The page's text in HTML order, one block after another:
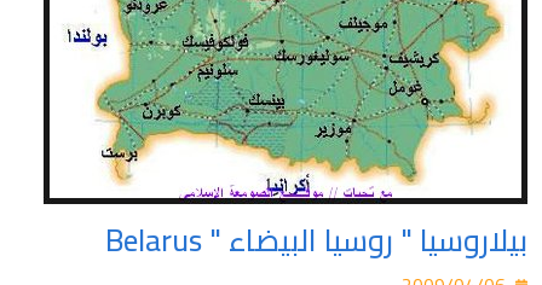
بيلاروسيا " روسيا البيضاء " Belarus